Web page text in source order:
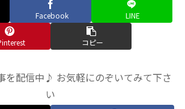
Facebook LINE
コピー
を配信中♪ お気軽にのぞいてみて下さ
い